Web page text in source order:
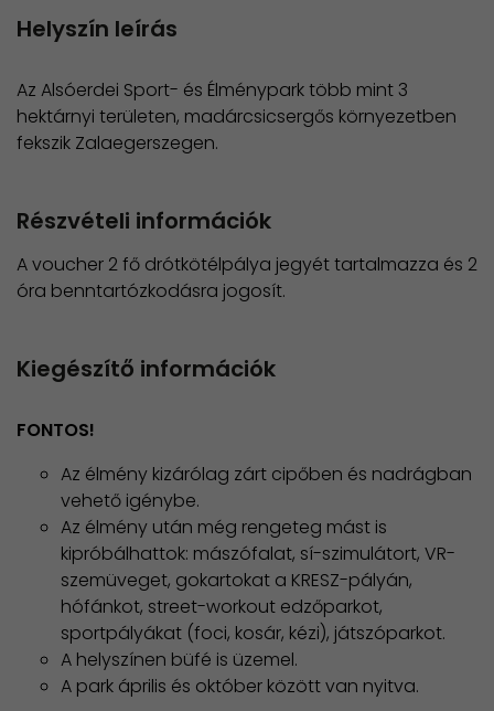
Helyszín leírás
Az Alsóerdei Sport- és Élménypark több mint 3
hektárnyi területen, madárcsicsergős környezetben
fekszik Zalaegerszegen.
Részvételi információk
A voucher 2 fő drótkötélpálya jegyét tartalmazza és 2
óra benntartózkodásra jogosít.
Kiegészítő információk
FONTOS!
Az élmény kizárólag zárt cipőben és nadrágban
vehető igénybe.
Az élmény után még rengeteg mást is
kipróbálhattok: mászófalat, sí-szimulátort, VR-
szemüveget, gokartokat a KRESZ-pályán,
hófánkot, street-workout edzőparkot,
sportpályákat (foci, kosár, kézi), játszóparkot.
A helyszínen büfé is üzemel.
A park április és október között van nyitva.